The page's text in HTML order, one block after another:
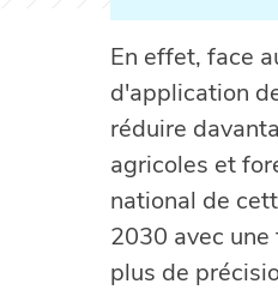
En effet, face
d'application
réduire
agricoles et
national de
2030 avec
plus de